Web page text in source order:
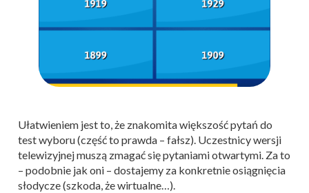
Ułatwieniem jest to, że znakomita większość pytań do
test wyboru (część to prawda – fałsz). Uczestnicy wersji
telewizyjnej muszą zmagać się pytaniami otwartymi. Za to
– podobnie jak oni – dostajemy za konkretnie osiągnięcia
słodycze (szkoda, że wirtualne…).